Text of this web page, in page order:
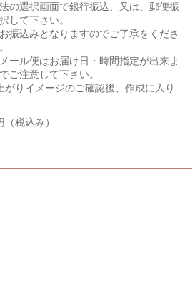
の選択画面で銀行振込、又は、郵便振
して下さい。
振込みとなりますのでご了承をくださ
ール便はお届け日・時間指定が出来ま
ご注意して下さい。
がりイメージのご確認後、作成に入り
税込み）